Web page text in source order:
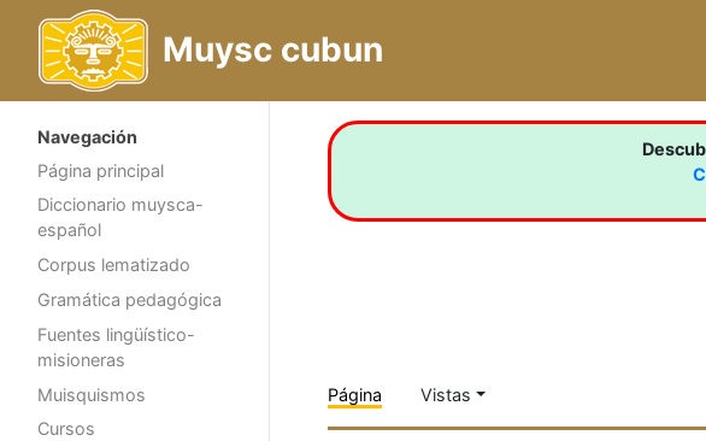
Muysc cubun
Navegación
Página principal
Diccionario muysca-
español
Corpus lematizado
Gramática pedagógica
Fuentes lingüístico-
misioneras
Muisquismos
Cursos
Página Vistas